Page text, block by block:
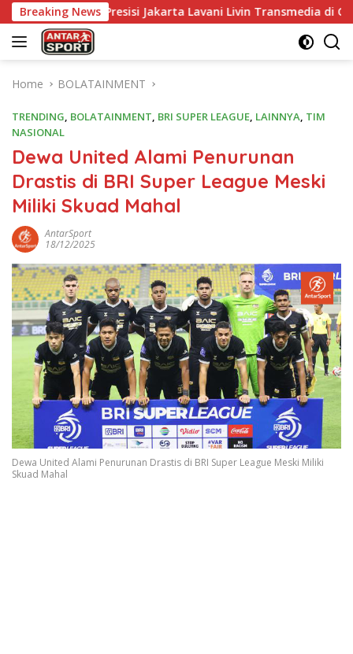
Skip
to
content
Breaking News
Jakarta Lavani Livin Transmedia di Grand Final Proliga
Home BOLATAINMENT
TRENDING, BOLATAINMENT, BRI SUPER LEAGUE, LAINNYA, TIM
NASIONAL
Dewa United Alami Penurunan
Drastis di BRI Super League Meski
Miliki Skuad Mahal
AntarSport
18/12/2025
Dewa United Alami Penurunan Drastis di BRI Super League Meski Miliki
Skuad Mahal